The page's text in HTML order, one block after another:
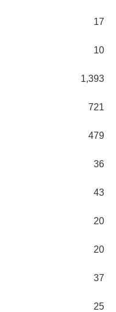
17
10
1,393
721
479
36
43
20
20
37
25